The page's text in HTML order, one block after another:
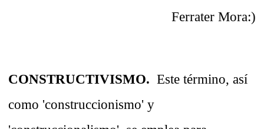
Ferrater Mora:)
CONSTRUCTIVISMO. Este término, así
como 'construccionismo' y